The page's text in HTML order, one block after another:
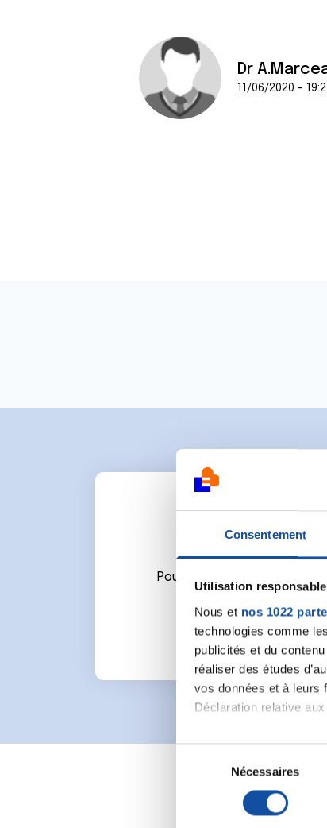
Consentement
Utilisation
Nous et nos 1022
technologies comme
publicités et du
réaliser des études
vos données et à leurs
Déclaration relative
Si vous le permettez,
Collecter des
digitales).
Nécessaires
Dr
11/06/2020 -
Pour écrire un